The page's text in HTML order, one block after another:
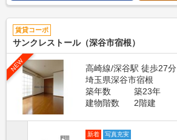
賃貸コーポ
サンクレストール（深谷市宿根）
NEW
高崎線/深谷駅 徒歩27分
埼玉県深谷市宿根
築年数
築23年
建物階数
2階建
新着 写真充実